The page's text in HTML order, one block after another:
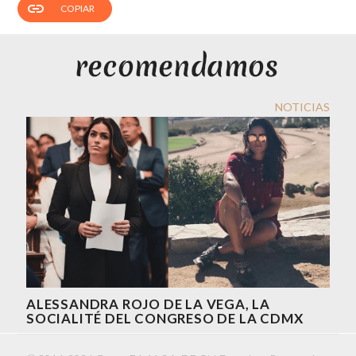
link COPIAR
NOTICIAS
ALESSANDRA ROJO DE LA VEGA, LA
SOCIALITÉ DEL CONGRESO DE LA CDMX